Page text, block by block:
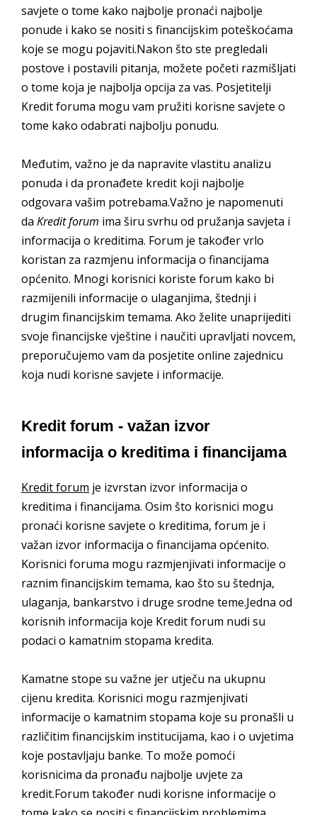
savjete o tome kako najbolje pronaći najbolje
ponude i kako se nositi s financijskim poteškoćama
koje se mogu pojaviti.Nakon što ste pregledali
postove i postavili pitanja, možete početi razmišljati
o tome koja je najbolja opcija za vas. Posjetitelji
Kredit foruma mogu vam pružiti korisne savjete o
tome kako odabrati najbolju ponudu.
Međutim, važno je da napravite vlastitu analizu
ponuda i da pronađete kredit koji najbolje
odgovara vašim potrebama.Važno je napomenuti
da Kredit forum ima širu svrhu od pružanja savjeta i
informacija o kreditima. Forum je također vrlo
koristan za razmjenu informacija o financijama
općenito. Mnogi korisnici koriste forum kako bi
razmijenili informacije o ulaganjima, štednji i
drugim financijskim temama. Ako želite unaprijediti
svoje financijske vještine i naučiti upravljati novcem,
preporučujemo vam da posjetite online zajednicu
koja nudi korisne savjete i informacije.
Kredit forum - važan izvor
informacija o kreditima i financijama
Kredit forum je izvrstan izvor informacija o
kreditima i financijama. Osim što korisnici mogu
pronaći korisne savjete o kreditima, forum je i
važan izvor informacija o financijama općenito.
Korisnici foruma mogu razmjenjivati informacije o
raznim financijskim temama, kao što su štednja,
ulaganja, bankarstvo i druge srodne teme.Jedna od
korisnih informacija koje Kredit forum nudi su
podaci o kamatnim stopama kredita.
Kamatne stope su važne jer utječu na ukupnu
cijenu kredita. Korisnici mogu razmjenjivati
informacije o kamatnim stopama koje su pronašli u
različitim financijskim institucijama, kao i o uvjetima
koje postavljaju banke. To može pomoći
korisnicima da pronađu najbolje uvjete za
kredit.Forum također nudi korisne informacije o